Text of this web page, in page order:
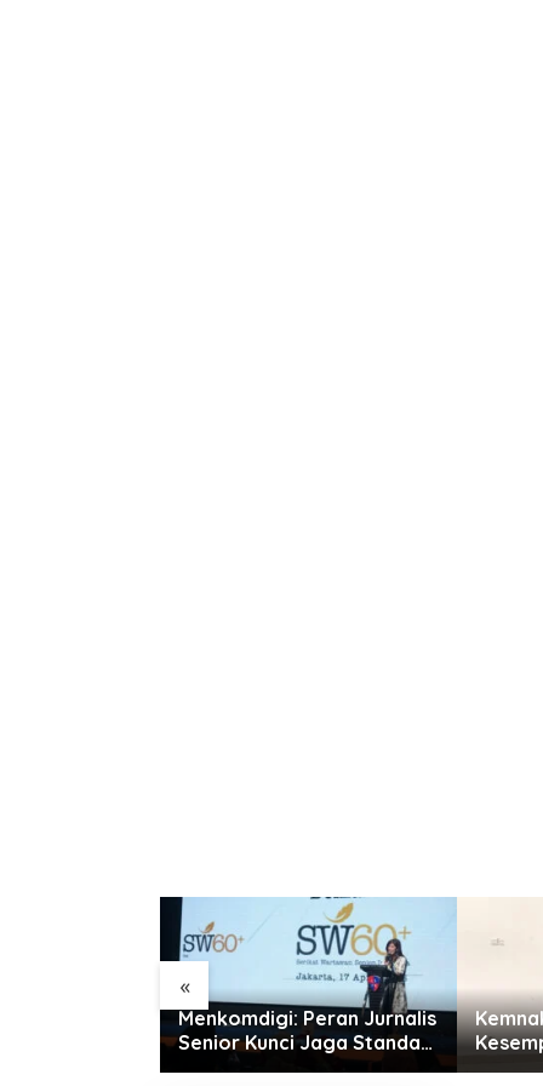
«
Menkomdigi: Peran Jurnalis
Senior Kunci Jaga Standar
Kerja Jurnalistik Yang